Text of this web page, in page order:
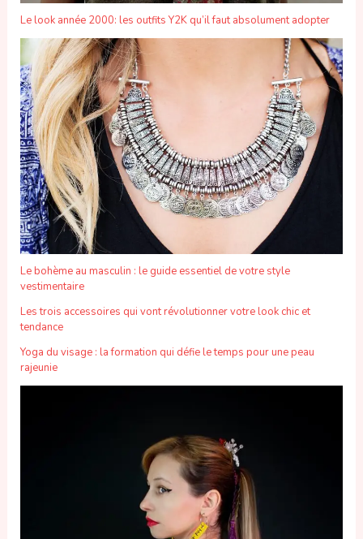
Le look année 2000: les outfits Y2K qu’il faut absolument adopter
Le bohème au masculin : le guide essentiel de votre style
vestimentaire
Les trois accessoires qui vont révolutionner votre look chic et
tendance
Yoga du visage : la formation qui défie le temps pour une peau
rajeunie